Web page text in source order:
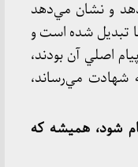
و نشان مي‌دهد
تبديل شده‌ است و
اصلي آن بودند،
شهادت مي‌رساند،
شود، هميشه كه